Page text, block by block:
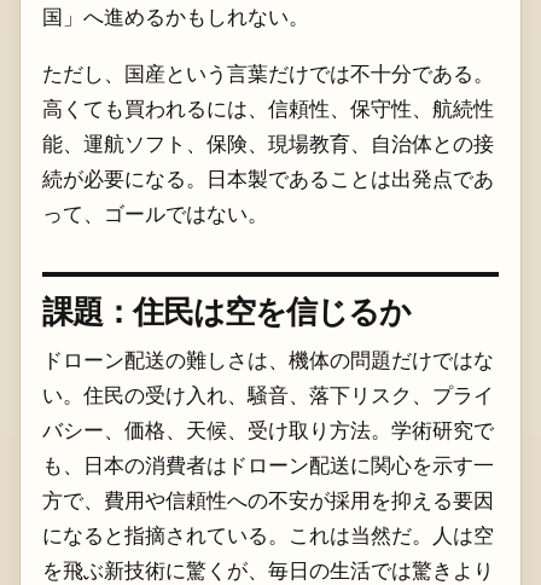
国」へ進めるかもしれない。
ただし、国産という言葉だけでは不十分である。
高くても買われるには、信頼性、保守性、航続性
能、運航ソフト、保険、現場教育、自治体との接
続が必要になる。日本製であることは出発点であ
って、ゴールではない。
課題：住民は空を信じるか
ドローン配送の難しさは、機体の問題だけではな
い。住民の受け入れ、騒音、落下リスク、プライ
バシー、価格、天候、受け取り方法。学術研究で
も、日本の消費者はドローン配送に関心を示す一
方で、費用や信頼性への不安が採用を抑える要因
になると指摘されている。これは当然だ。人は空
を飛ぶ新技術に驚くが、毎日の生活では驚きより